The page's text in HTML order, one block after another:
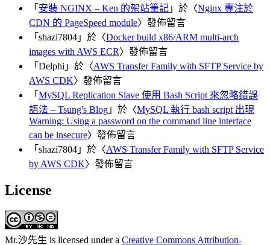
「 安裝 NGINX – Ken 的架站筆記 」於〈Nginx 專注於
CDN 的 PageSpeed module〉發佈留言
「 shazi7804 」於〈Docker build x86/ARM multi-arch
images with AWS ECR〉發佈留言
「 Delphi 」於〈AWS Transfer Family with SFTP Service by
AWS CDK〉發佈留言
「 MySQL Replication Slave 使用 Bash Script 來忽略錯誤
語法 – Tsung's Blog 」於〈MySQL 執行 bash script 出現
Warning: Using a password on the command line interface
can be insecure〉發佈留言
「 shazi7804 」於〈AWS Transfer Family with SFTP Service
by AWS CDK〉發佈留言
License
Mr.沙先生 is licensed under a Creative Commons Attribution-